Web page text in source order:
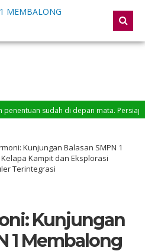
sudah di depan mata. Persiapkan diri
Kunjungan Balasan SMPN 1
Kampit dan Eksplorasi
Terintegrasi
Kunjungan
1 Membalong